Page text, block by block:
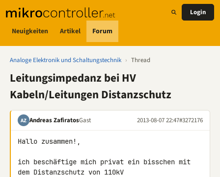
Neuigkeiten Artikel Forum
Login
Analoge Elektronik und Schaltungstechnik › Thread
Leitungsimpedanz bei HV
Kabeln/Leitungen Distanzschutz
AZ Andreas ZafiratosGast 2013-08-07 22:47#3272176
Hallo zusammen!,
ich beschäftige mich privat ein bisschen mit
dem Distanzschutz von 110kV